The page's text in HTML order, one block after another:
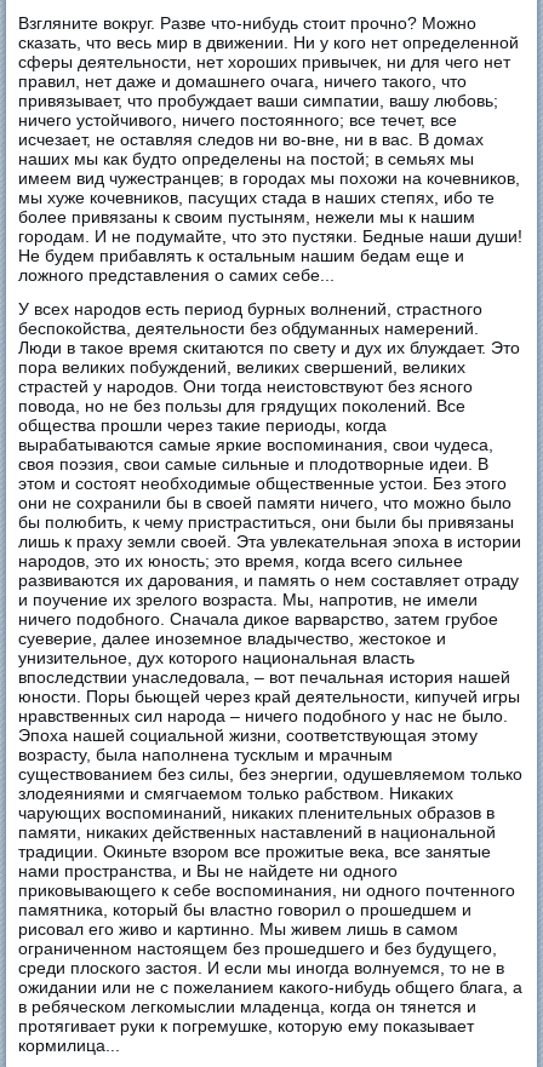
Взгляните вокруг. Разве что-нибудь стоит прочно? Можно
сказать, что весь мир в движении. Ни у кого нет определенной
сферы деятельности, нет хороших привычек, ни для чего нет
правил, нет даже и домашнего очага, ничего такого, что
привязывает, что пробуждает ваши симпатии, вашу любовь;
ничего устойчивого, ничего постоянного; все течет, все
исчезает, не оставляя следов ни во-вне, ни в вас. В домах
наших мы как будто определены на постой; в семьях мы
имеем вид чужестранцев; в городах мы похожи на кочевников,
мы хуже кочевников, пасущих стада в наших степях, ибо те
более привязаны к своим пустыням, нежели мы к нашим
городам. И не подумайте, что это пустяки. Бедные наши души!
Не будем прибавлять к остальным нашим бедам еще и
ложного представления о самих себе...
У всех народов есть период бурных волнений, страстного
беспокойства, деятельности без обдуманных намерений.
Люди в такое время скитаются по свету и дух их блуждает. Это
пора великих побуждений, великих свершений, великих
страстей у народов. Они тогда неистовствуют без ясного
повода, но не без пользы для грядущих поколений. Все
общества прошли через такие периоды, когда
вырабатываются самые яркие воспоминания, свои чудеса,
своя поэзия, свои самые сильные и плодотворные идеи. В
этом и состоят необходимые общественные устои. Без этого
они не сохранили бы в своей памяти ничего, что можно было
бы полюбить, к чему пристраститься, они были бы привязаны
лишь к праху земли своей. Эта увлекательная эпоха в истории
народов, это их юность; это время, когда всего сильнее
развиваются их дарования, и память о нем составляет отраду
и поучение их зрелого возраста. Мы, напротив, не имели
ничего подобного. Сначала дикое варварство, затем грубое
суеверие, далее иноземное владычество, жестокое и
унизительное, дух которого национальная власть
впоследствии унаследовала, – вот печальная история нашей
юности. Поры бьющей через край деятельности, кипучей игры
нравственных сил народа – ничего подобного у нас не было.
Эпоха нашей социальной жизни, соответствующая этому
возрасту, была наполнена тусклым и мрачным
существованием без силы, без энергии, одушевляемом только
злодеяниями и смягчаемом только рабством. Никаких
чарующих воспоминаний, никаких пленительных образов в
памяти, никаких действенных наставлений в национальной
традиции. Окиньте взором все прожитые века, все занятые
нами пространства, и Вы не найдете ни одного
приковывающего к себе воспоминания, ни одного почтенного
памятника, который бы властно говорил о прошедшем и
рисовал его живо и картинно. Мы живем лишь в самом
ограниченном настоящем без прошедшего и без будущего,
среди плоского застоя. И если мы иногда волнуемся, то не в
ожидании или не с пожеланием какого-нибудь общего блага, а
в ребяческом легкомыслии младенца, когда он тянется и
протягивает руки к погремушке, которую ему показывает
кормилица...